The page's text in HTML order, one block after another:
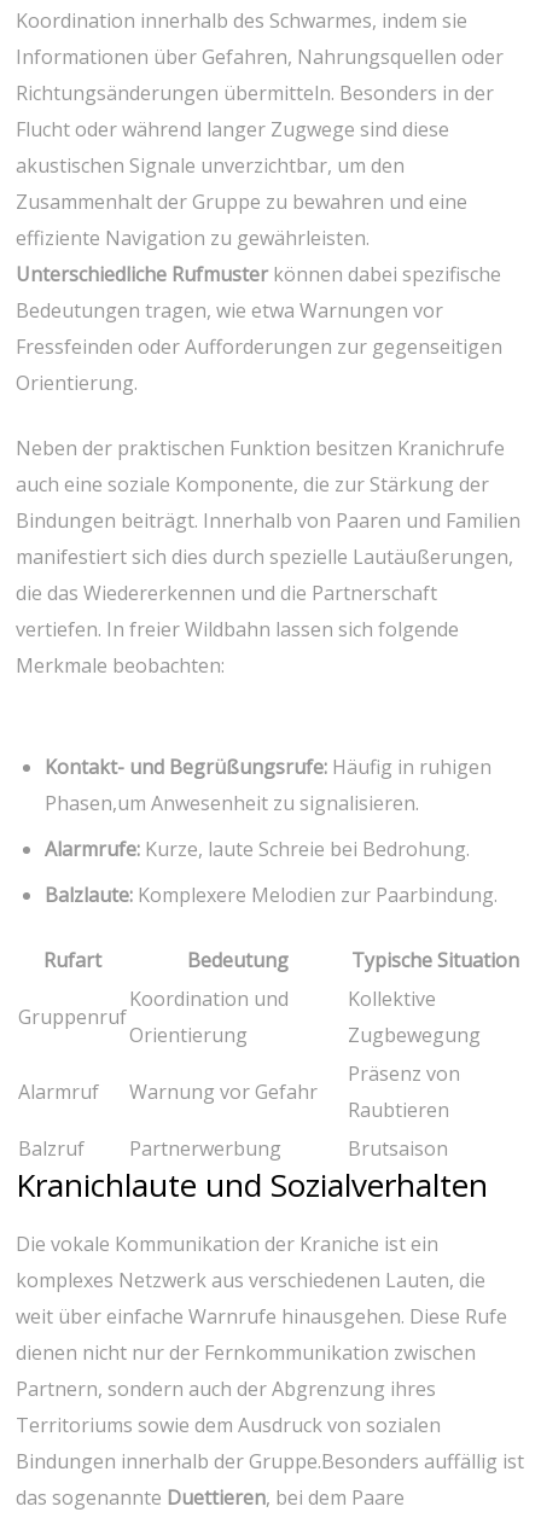
Koordination innerhalb des Schwarmes, ​indem sie
⁢Informationen über Gefahren, Nahrungsquellen oder
Richtungsänderungen übermitteln. Besonders in der
Flucht oder während langer Zugwege‍ sind diese
akustischen Signale unverzichtbar, um den
Zusammenhalt der Gruppe zu bewahren und eine
effiziente Navigation zu gewährleisten.
Unterschiedliche Rufmusterkönnen dabei spezifische
Bedeutungen tragen, wie etwa Warnungen vor
Fressfeinden oder Aufforderungen zur gegenseitigen
Orientierung.
Neben der praktischen Funktion besitzen ‌Kranichrufe
auch⁤ eine soziale Komponente,‍ die zur Stärkung der
Bindungen beiträgt. Innerhalb von Paaren⁣ und Familien
manifestiert sich dies durch spezielle Lautäußerungen,
die das Wiedererkennen und die Partnerschaft
vertiefen. In freier Wildbahn lassen sich ‌folgende
Merkmale beobachten:
Kontakt- und Begrüßungsrufe: Häufig in ruhigen
Phasen,um Anwesenheit​ zu signalisieren.
Alarmrufe: Kurze, ⁢laute Schreie bei Bedrohung.
Balzlaute: Komplexere Melodien zur Paarbindung.
Rufart Bedeutung Typische Situation
Gruppenruf
Koordination und
Orientierung
Kollektive
⁢Zugbewegung
Alarmruf Warnung⁣ vor Gefahr
Präsenz von
Raubtieren
Balzruf
Partnerwerbung Brutsaison
Kranichlaute und Sozialverhalten
Die vokale Kommunikation‍ der Kraniche ist ein
komplexes Netzwerk aus verschiedenen Lauten, die
weit über einfache Warnrufe hinausgehen. Diese Rufe
‍dienen nicht nur der Fernkommunikation zwischen
Partnern, sondern auch der‌ Abgrenzung ihres
Territoriums sowie dem Ausdruck ​von sozialen
Bindungen ‌innerhalb der Gruppe.Besonders auffällig ist​
das sogenannte Duettieren, bei dem Paare